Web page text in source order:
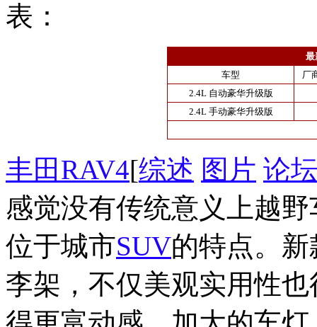
表：
最
车型
厂
2.4L 自动豪华升级版
2.4L 手动豪华升级版
丰田RAV4[综述 图片 论
感觉没有传统意义上越
位于城市SUV的特点。
李架，不仅美观实用性